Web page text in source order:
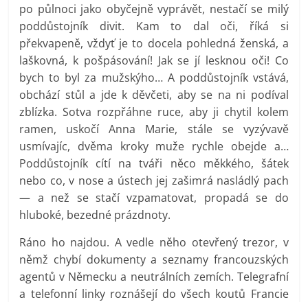
po půlnoci jako obyčejně vyprávět, nestačí se milý
poddůstojník divit. Kam to dal oči, říká si
překvapeně, vždyť je to docela pohledná ženská, a
laškovná, k pošpásování! Jak se jí lesknou oči! Co
bych to byl za mužskýho… A poddůstojník vstává,
obchází stůl a jde k děvčeti, aby se na ni podíval
zblízka. Sotva rozpřáhne ruce, aby ji chytil kolem
ramen, uskočí Anna Marie, stále se vyzývavě
usmívajíc, dvěma kroky muže rychle obejde a…
Poddůstojník cítí na tváři něco měkkého, šátek
nebo co, v nose a ústech jej zašimrá nasládlý pach
— a než se stačí vzpamatovat, propadá se do
hluboké, bezedné prázdnoty.
Ráno ho najdou. A vedle něho otevřený trezor, v
němž chybí dokumenty a seznamy francouzských
agentů v Německu a neutrálních zemích. Telegrafní
a telefonní linky roznášejí do všech koutů Francie